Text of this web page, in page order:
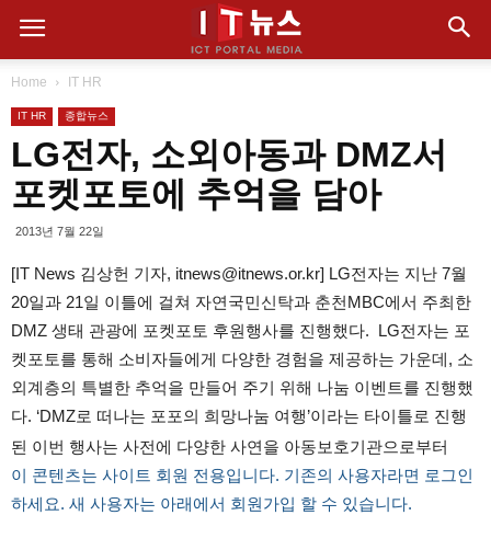
Home IT HR
IT HR 종합뉴스
LG전자, 소외아동과 DMZ서
포켓포토에 추억을 담아
2013년 7월 22일
[IT News 김상헌 기자, itnews@itnews.or.kr] LG전자는 지난 7월
20일과 21일 이틀에 걸쳐 자연국민신탁과 춘천MBC에서 주최한
DMZ 생태 관광에 포켓포토 후원행사를 진행했다. LG전자는 포
켓포토를 통해 소비자들에게 다양한 경험을 제공하는 가운데, 소
외계층의 특별한 추억을 만들어 주기 위해 나눔 이벤트를 진행했
다. ‘DMZ로 떠나는 포포의 희망나눔 여행’이라는 타이틀로 진행
된 이번 행사는 사전에 다양한 사연을 아동보호기관으로부터
이 콘텐츠는 사이트 회원 전용입니다. 기존의 사용자라면 로그인
하세요. 새 사용자는 아래에서 회원가입 할 수 있습니다.